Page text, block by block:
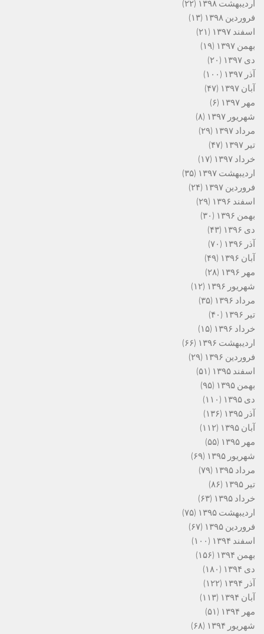
اردیبهشت ۱۳۹۸
(۲۲)
فروردین ۱۳۹۸
(۱۳)
اسفند ۱۳۹۷
(۲۱)
بهمن ۱۳۹۷
(۱۹)
دی ۱۳۹۷
(۲۰)
آذر ۱۳۹۷
(۱۰۰)
آبان ۱۳۹۷
(۴۷)
مهر ۱۳۹۷
(۶)
شهریور ۱۳۹۷
(۸)
مرداد ۱۳۹۷
(۲۹)
تیر ۱۳۹۷
(۴۷)
خرداد ۱۳۹۷
(۱۷)
اردیبهشت ۱۳۹۷
(۳۵)
فروردین ۱۳۹۷
(۲۴)
اسفند ۱۳۹۶
(۲۹)
بهمن ۱۳۹۶
(۳۰)
دی ۱۳۹۶
(۴۳)
آذر ۱۳۹۶
(۷۰)
آبان ۱۳۹۶
(۴۹)
مهر ۱۳۹۶
(۲۸)
شهریور ۱۳۹۶
(۱۲)
مرداد ۱۳۹۶
(۳۵)
تیر ۱۳۹۶
(۴۰)
خرداد ۱۳۹۶
(۱۵)
اردیبهشت ۱۳۹۶
(۶۶)
فروردین ۱۳۹۶
(۲۹)
اسفند ۱۳۹۵
(۵۱)
بهمن ۱۳۹۵
(۹۵)
دی ۱۳۹۵
(۱۱۰)
آذر ۱۳۹۵
(۱۳۶)
آبان ۱۳۹۵
(۱۱۲)
مهر ۱۳۹۵
(۵۵)
شهریور ۱۳۹۵
(۶۹)
مرداد ۱۳۹۵
(۷۹)
تیر ۱۳۹۵
(۸۶)
خرداد ۱۳۹۵
(۶۳)
اردیبهشت ۱۳۹۵
(۷۵)
فروردین ۱۳۹۵
(۶۷)
اسفند ۱۳۹۴
(۱۰۰)
بهمن ۱۳۹۴
(۱۵۶)
دی ۱۳۹۴
(۱۸۰)
آذر ۱۳۹۴
(۱۲۲)
آبان ۱۳۹۴
(۱۱۳)
مهر ۱۳۹۴
(۵۱)
شهریور ۱۳۹۴
(۶۸)